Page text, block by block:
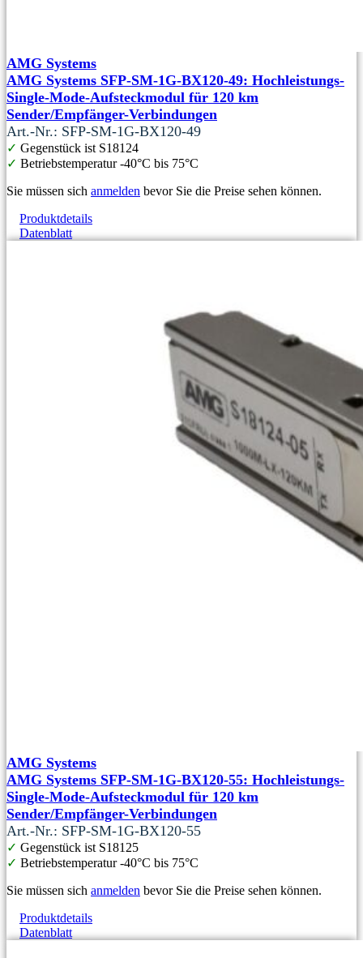
AMG Systems
AMG Systems SFP-SM-1G-BX120-49: Hochleistungs-
Single-Mode-Aufsteckmodul für 120 km
Sender/Empfänger-Verbindungen
Art.-Nr.: SFP-SM-1G-BX120-49
✓ Gegenstück ist S18124
✓ Betriebstemperatur -40°C bis 75°C
Sie müssen sich anmelden bevor Sie die Preise sehen können.
Produktdetails
Datenblatt
AMG Systems
AMG Systems SFP-SM-1G-BX120-55: Hochleistungs-
Single-Mode-Aufsteckmodul für 120 km
Sender/Empfänger-Verbindungen
Art.-Nr.: SFP-SM-1G-BX120-55
✓ Gegenstück ist S18125
✓ Betriebstemperatur -40°C bis 75°C
Sie müssen sich anmelden bevor Sie die Preise sehen können.
Produktdetails
Datenblatt